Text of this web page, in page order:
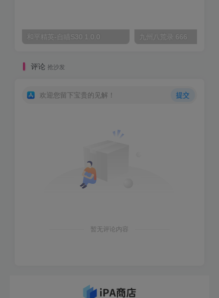
和平精英-自瞄S30 1.0.0 九州八荒录 666
评论 抢沙发
欢迎您留下宝贵的见解！ 提交
暂无评论内容